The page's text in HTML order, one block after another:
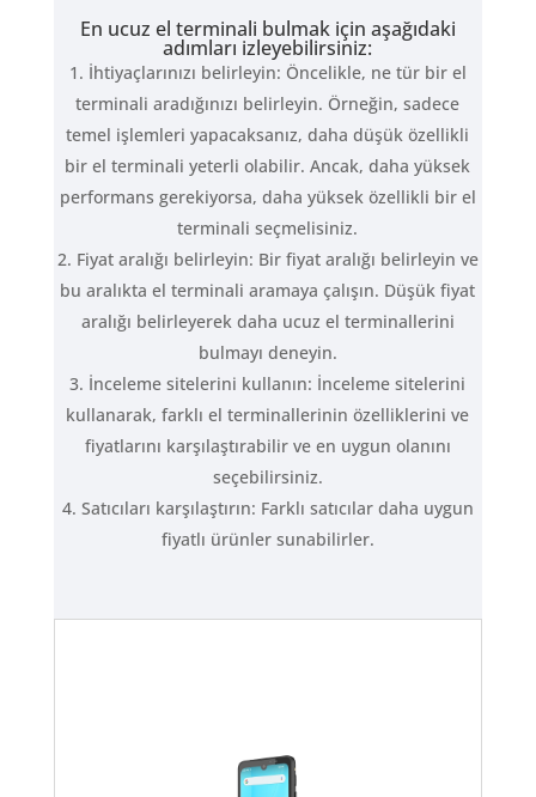
En ucuz el terminali bulmak için aşağıdaki
adımları izleyebilirsiniz:
İhtiyaçlarınızı belirleyin: Öncelikle, ne tür bir el
terminali aradığınızı belirleyin. Örneğin, sadece
temel işlemleri yapacaksanız, daha düşük özellikli
bir el terminali yeterli olabilir. Ancak, daha yüksek
performans gerekiyorsa, daha yüksek özellikli bir el
terminali seçmelisiniz.
Fiyat aralığı belirleyin: Bir fiyat aralığı belirleyin ve
bu aralıkta el terminali aramaya çalışın. Düşük fiyat
aralığı belirleyerek daha ucuz el terminallerini
bulmayı deneyin.
İnceleme sitelerini kullanın: İnceleme sitelerini
kullanarak, farklı el terminallerinin özelliklerini ve
fiyatlarını karşılaştırabilir ve en uygun olanını
seçebilirsiniz.
Satıcıları karşılaştırın: Farklı satıcılar daha uygun
fiyatlı ürünler sunabilirler.